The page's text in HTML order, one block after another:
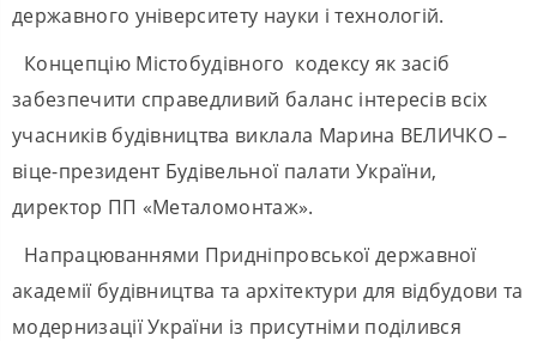
державного університету науки і технологій.
Концепцію Містобудівного кодексу як засіб
забезпечити справедливий баланс інтересів всіх
учасників будівництва виклала Марина ВЕЛИЧКО –
віце-президент Будівельної палати України,
директор ПП «Металомонтаж».
Напрацюваннями Придніпровської державної
академії будівництва та архітектури для відбудови та
модернизації України із присутніми поділився